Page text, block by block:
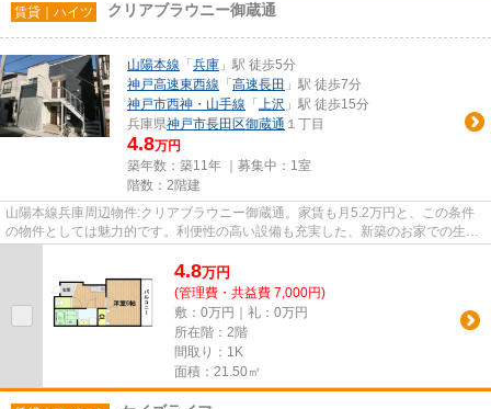
賃貸｜ハイツ クリアブラウニー御蔵通
山陽本線 「 兵庫 」駅 徒歩5分
神戸高速東西線 「 高速長田 」駅 徒歩7分
神戸市西神・山手線 「 上沢 」駅 徒歩15分
兵庫県神戸市長田区御蔵通 １丁目
4.8万円
築年数：築11年 ｜募集中： 1室
階数：2階建
山陽本線兵庫周辺物件:クリアブラウニー御蔵通。家賃も月5.2万円と、この条件
の物件としては魅力的です。利便性の高い設備も充実した、新築のお家での生活
4.8万円
(管理費・共益費 7,000円)
敷：0万円｜礼：0万円
所在階：2階
間取り：1K
面積：21.50㎡